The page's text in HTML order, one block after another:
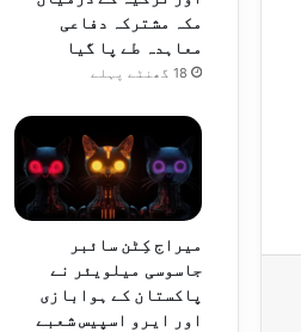
مکہ مشترکہ دفاعی
معاہدہ طے پا گیا
18 گھنٹے پہلے
میراج کِٹن سائبر
جاسوسی میلویئر نے
پاکستان کے ہوابازی
اور ایرو اسپیس شعبے